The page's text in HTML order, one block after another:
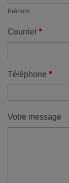
VENDRE
ligne
Avec
un
courtier
Prénom
Courriel *
Téléphone *
Votre message